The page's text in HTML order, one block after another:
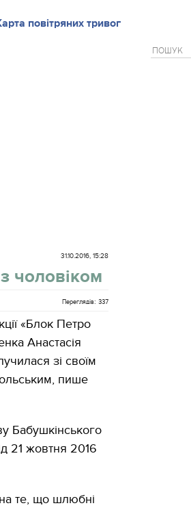
повітряних тривог
Iнтерв`ю Блоги
31.10.2016, 15:28
чоловіком
Переглядів: 337
«Блок Петро
Анастасія
зі своїм
пише
Бабушкінського
21 жовтня 2016
те, що шлюбні